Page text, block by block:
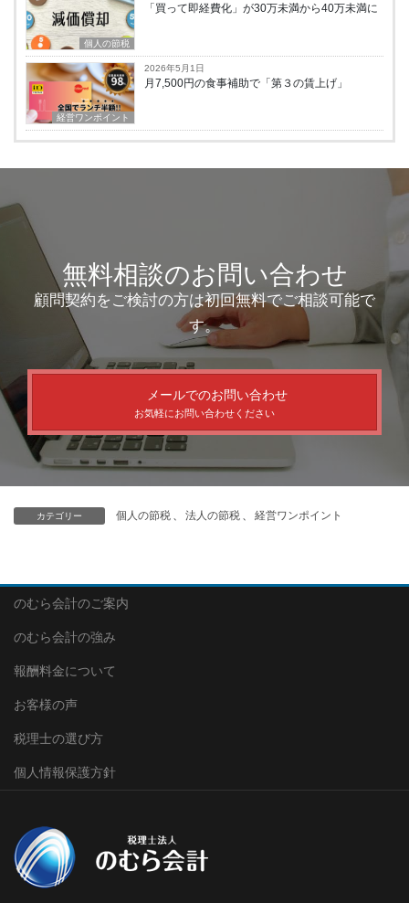
個人の節税
「買って即経費化」が30万未満から40万未満に
経営ワンポイント
2026年5月1日
月7,500円の食事補助で「第３の賃上げ」
無料相談のお問い合わせ
顧問契約をご検討の方は初回無料でご相談可能で
す。
メールでのお問い合わせ
お気軽にお問い合わせください
カテゴリー 個人の節税 、 法人の節税 、 経営ワンポイント
のむら会計のご案内
のむら会計の強み
報酬料金について
お客様の声
税理士の選び方
個人情報保護方針